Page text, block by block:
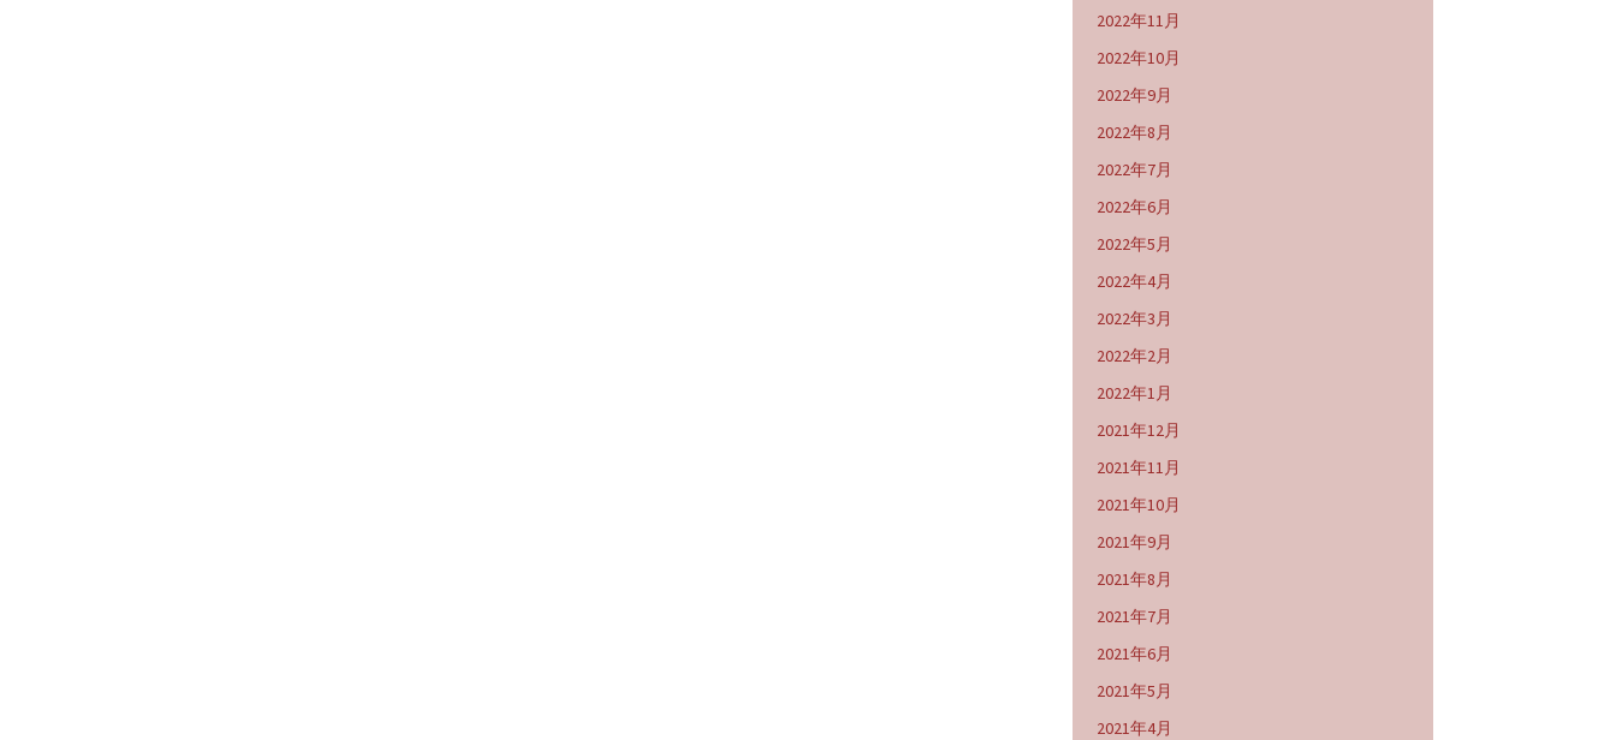
2022年11月
2022年10月
2022年9月
2022年8月
2022年7月
2022年6月
2022年5月
2022年4月
2022年3月
2022年2月
2022年1月
2021年12月
2021年11月
2021年10月
2021年9月
2021年8月
2021年7月
2021年6月
2021年5月
2021年4月